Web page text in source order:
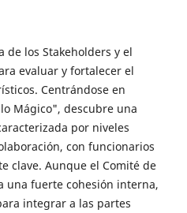
de los Stakeholders y el
evaluar y fortalecer el
Centrándose en
Mágico", descubre una
por niveles
con funcionarios
clave. Aunque el Comité de
una fuerte cohesión interna,
integrar a las partes